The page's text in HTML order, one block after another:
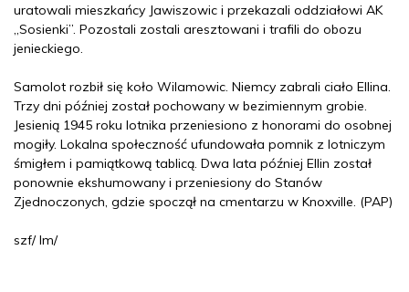
uratowali mieszkańcy Jawiszowic i przekazali oddziałowi AK
„Sosienki”. Pozostali zostali aresztowani i trafili do obozu
jenieckiego.
Samolot rozbił się koło Wilamowic. Niemcy zabrali ciało Ellina.
Trzy dni później został pochowany w bezimiennym grobie.
Jesienią 1945 roku lotnika przeniesiono z honorami do osobnej
mogiły. Lokalna społeczność ufundowała pomnik z lotniczym
śmigłem i pamiątkową tablicą. Dwa lata później Ellin został
ponownie ekshumowany i przeniesiony do Stanów
Zjednoczonych, gdzie spoczął na cmentarzu w Knoxville. (PAP)
szf/ lm/